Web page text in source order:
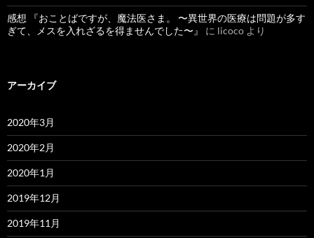
感想 『おことばですが、魔法医さま。 〜異世界の医療は問題が多す
ぎて、メスを入れざるを得ませんでした〜』
に licoco より
アーカイブ
2020年3月
2020年2月
2020年1月
2019年12月
2019年11月